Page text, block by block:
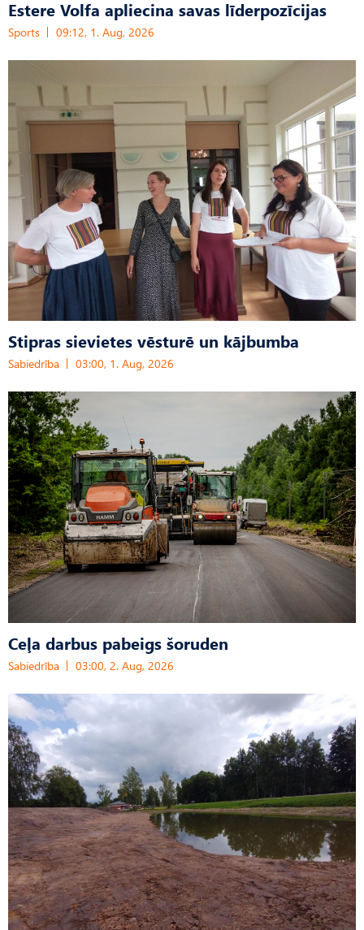
Estere Volfa apliecina savas līderpozīcijas
Sports 09:12, 1. Aug, 2026
Stipras sievietes vēsturē un kājbumba
Sabiedrība 03:00, 1. Aug, 2026
Ceļa darbus pabeigs šoruden
Sabiedrība 03:00, 2. Aug, 2026